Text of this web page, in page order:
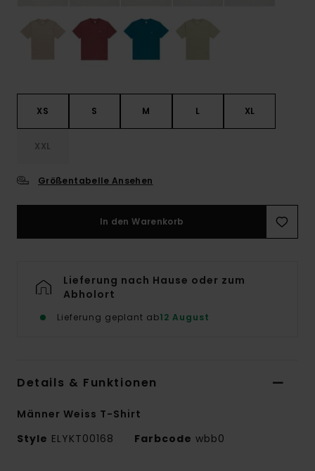
XS S M L XL
XXL
Größentabelle Ansehen
In den Warenkorb
Lieferung nach Hause oder zum
Abholort
Lieferung geplant ab12 August
Details & Funktionen
Männer Weiss T-Shirt
Style ELYKT00168 Farbcode wbb0